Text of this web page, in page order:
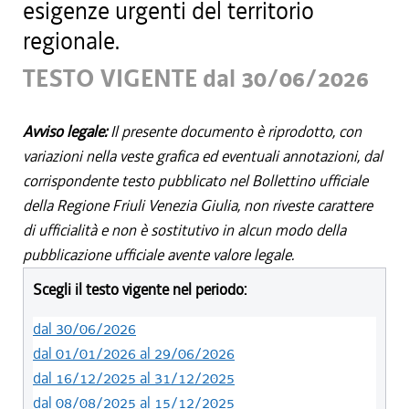
esigenze urgenti del territorio
regionale.
TESTO VIGENTE dal 30/06/2026
Avviso legale:Il presente documento è riprodotto, con
variazioni nella veste grafica ed eventuali annotazioni, dal
corrispondente testo pubblicato nel Bollettino ufficiale
della Regione Friuli Venezia Giulia, non riveste carattere
di ufficialità e non è sostitutivo in alcun modo della
pubblicazione ufficiale avente valore legale.
Scegli il testo vigente nel periodo:
dal 30/06/2026
dal 01/01/2026 al 29/06/2026
dal 16/12/2025 al 31/12/2025
dal 08/08/2025 al 15/12/2025